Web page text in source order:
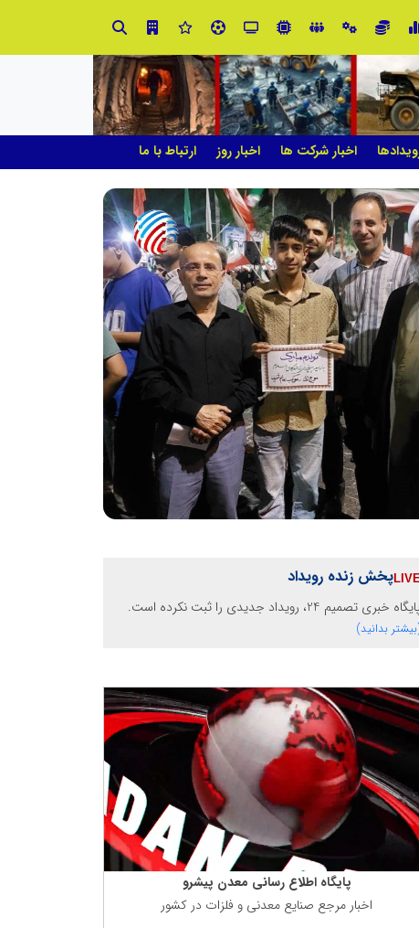
اخبار شرکت ها اخبار روز ارتباط با ما
پخش زنده رویداد
خبری تصمیم 24، رویداد جدیدی را ثبت نکرده است.
بدانید)
پایگاه اطلاع رسانی معدن پیشرو
اخبار مرجع صنایع معدنی و فلزات در كشور